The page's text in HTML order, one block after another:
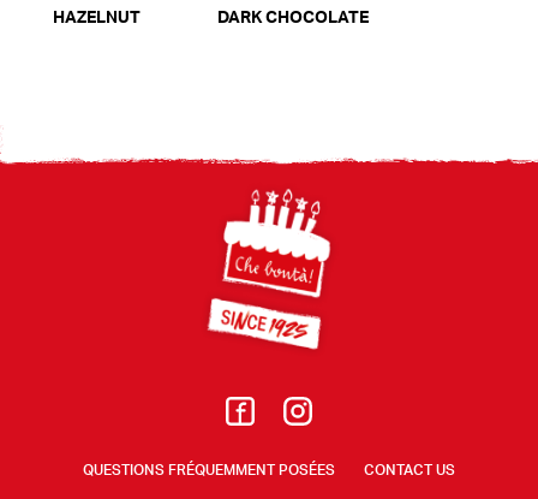
HAZELNUT DARK CHOCOLATE
QUESTIONS FRÉQUEMMENT POSÉES CONTACT US